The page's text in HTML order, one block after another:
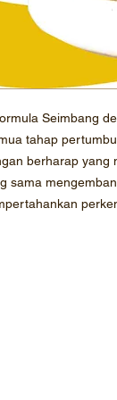
Seimbang
tahap
berharap yang
sama